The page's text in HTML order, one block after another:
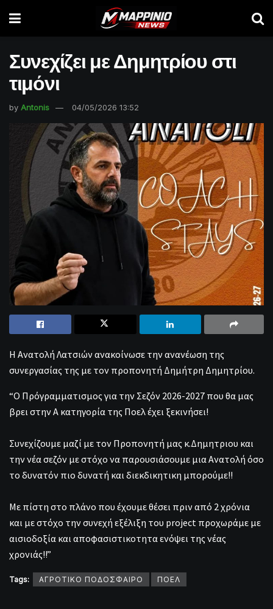
Συνεχίζει με Δημητρίου στι
τιμόνι
by Antonis 04/05/2026 13:52
Η Ανατολή Λατσιών ανακοίνωσε την ανανέωση της
συνεργασίας της με τον προπονητή Δημήτρη Δημητρίου.
“Ο Πρόγραμματισμος για την Σεζόν 2026-2027 που θα μας
βρει στην Α κατηγορία της Ποελ έχει ξεκινήσει!
Συνεχίζουμε μαζί με τον Προπονητή μας κ.Δημητριου και
την νέα σεζόν με στόχο να παρουσιάσουμε μια Ανατολή όσο
το δυνατόν πιο δυνατή και διεκδικητικη μπορούμε!!
Με πίστη στο πλάνο που έχουμε θέσει πριν από 2 χρόνια
και με στόχο την συνεχή εξέλιξη του project προχωράμε με
αισιοδοξία και αποφασιστικοτητα ενόψει της νέας
χρονιάς!!”
Tags: ΑΓΡΟΤΙΚΟ ΠΟΔΟΣΦΑΙΡΟ ΠΟΕΛ